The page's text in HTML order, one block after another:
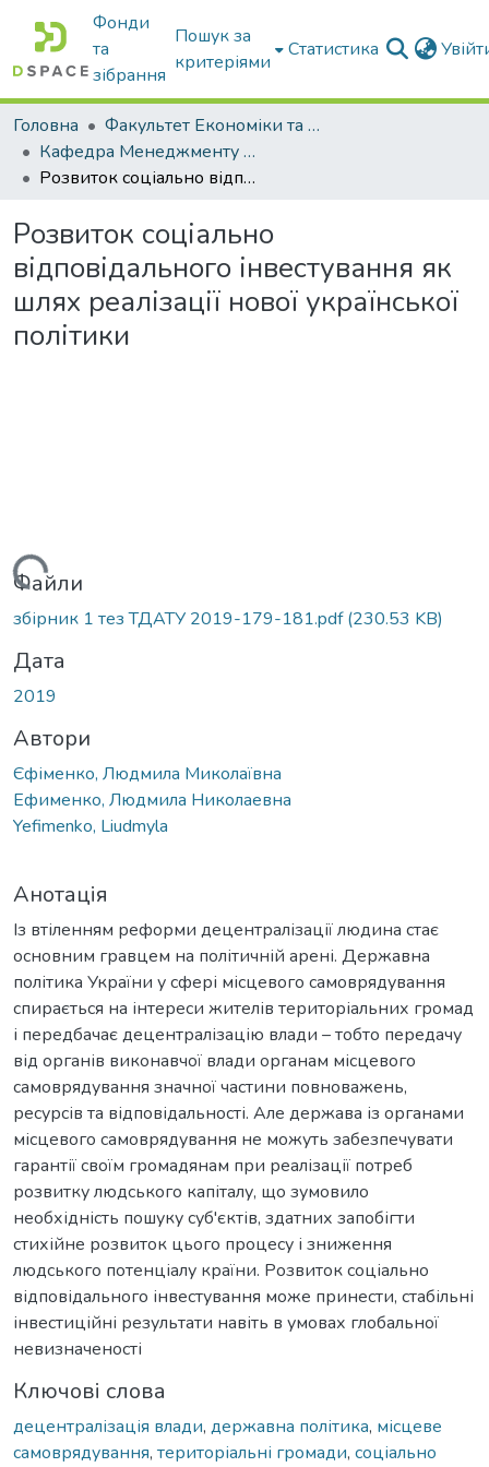
Фонди
та
зібрання
Пошук за
критеріями
Статистика
Головна
Факультет Економіки та бізнесу
Кафедра Менеджменту та публічного адміністрування
Розвиток соціально відповідального інвестування як шлях реалізації нової української політики
Розвиток соціально
відповідального інвестування як
шлях реалізації нової української
політики
Файли
збірник 1 тез ТДАТУ 2019-179-181.pdf(230.53 KB)
Дата
2019
Автори
Єфіменко, Людмила Миколаївна
Ефименко, Людмила Николаевна
Yefimenko, Liudmyla
Анотація
Із втіленням реформи децентралізації людина стає
основним гравцем на політичній арені. Державна
політика України у сфері місцевого самоврядування
спирається на інтереси жителів територіальних громад
і передбачає децентралізацію влади – тобто передачу
від органів виконавчої влади органам місцевого
самоврядування значної частини повноважень,
ресурсів та відповідальності. Але держава із органами
місцевого самоврядування не можуть забезпечувати
гарантії своїм громадянам при реалізації потреб
розвитку людського капіталу, що зумовило
необхідність пошуку суб'єктів, здатних запобігти
стихійне розвиток цього процесу і зниження
людського потенціалу країни. Розвиток соціально
відповідального інвестування може принести, стабільні
інвестиційні результати навіть в умовах глобальної
невизначеності
Ключові слова
децентралізація влади, державна політика, місцеве
самоврядування, територіальні громади, соціально